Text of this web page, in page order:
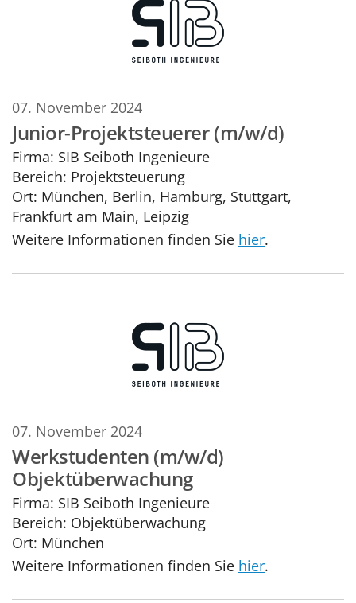
07. November 2024
Junior-Projektsteuerer (m/w/d)
Firma: SIB Seiboth Ingenieure
Bereich: Projektsteuerung
Ort: München, Berlin, Hamburg, Stuttgart,
Frankfurt am Main, Leipzig
Weitere Informationen finden Sie hier.
07. November 2024
Werkstudenten (m/w/d)
Objektüberwachung
Firma: SIB Seiboth Ingenieure
Bereich: Objektüberwachung
Ort: München
Weitere Informationen finden Sie hier.